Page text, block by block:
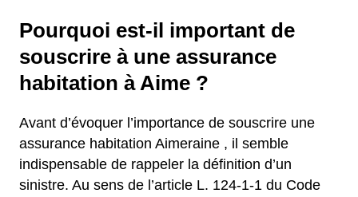
Pourquoi est-il important de
souscrire à une assurance
habitation à Aime ?
Avant d’évoquer l’importance de souscrire une
assurance habitation Aimeraine , il semble
indispensable de rappeler la définition d’un
sinistre. Au sens de l’article L. 124-1-1 du Code